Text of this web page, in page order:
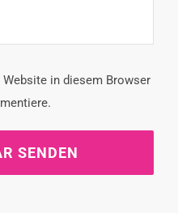
in diesem Browser